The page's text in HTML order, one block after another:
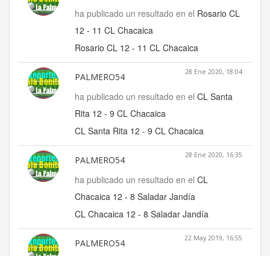
ha publicado un resultado en el Rosario CL
12 - 11 CL Chacaica
Rosario CL 12 - 11 CL Chacaica
PALMERO54 28 Ene 2020, 18:04
ha publicado un resultado en el CL Santa
Rita 12 - 9 CL Chacaica
CL Santa Rita 12 - 9 CL Chacaica
PALMERO54 28 Ene 2020, 16:35
ha publicado un resultado en el CL
Chacaica 12 - 8 Saladar Jandía
CL Chacaica 12 - 8 Saladar Jandía
PALMERO54 22 May 2019, 16:55